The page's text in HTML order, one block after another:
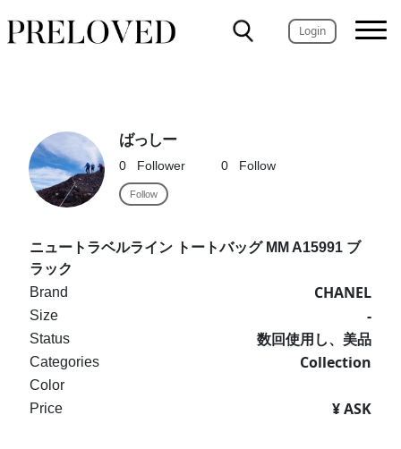
Login
ばっしー
0 Follower 0 Follow
Follow
ニュートラベルライン トートバッグ MM A15991 ブ
ラック
Brand
CHANEL
Size -
Status 数回使用し、美品
Categories Collection
Color
Price
¥ ASK